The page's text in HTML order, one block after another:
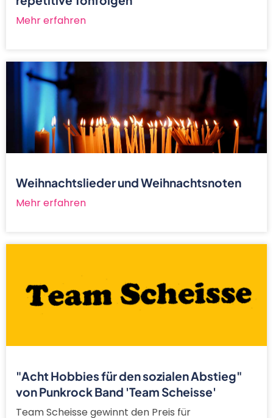
Mehr erfahren
Weihnachtslieder und Weihnachtsnoten
Mehr erfahren
"Acht Hobbies für den sozialen Abstieg"
von Punkrock Band 'Team Scheisse'
Team Scheisse gewinnt den Preis für